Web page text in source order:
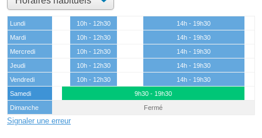
Lundi 10h - 12h30
14h - 19h30
Mardi
10h - 12h30
14h - 19h30
Mercredi
10h - 12h30
14h - 19h30
Jeudi
10h - 12h30
14h - 19h30
Vendredi
10h - 12h30
14h - 19h30
Samedi
9h30 - 19h30
Dimanche
Fermé
Signaler une erreur